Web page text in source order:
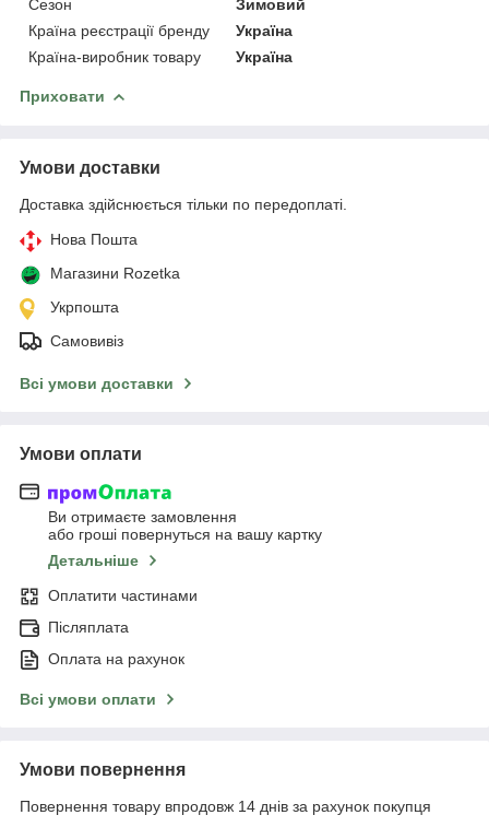
Сезон
Зимовий
Країна реєстрації бренду
Україна
Країна-виробник товару
Україна
Приховати
Умови доставки
Доставка здійснюється тільки по передоплаті.
Нова Пошта
Магазини Rozetka
Укрпошта
Самовивіз
Всі умови доставки
Умови оплати
Ви отримаєте замовлення
або гроші повернуться на вашу картку
Детальніше
Оплатити частинами
Післяплата
Оплата на рахунок
Всі умови оплати
Умови повернення
Повернення товару впродовж 14 днів за рахунок покупця